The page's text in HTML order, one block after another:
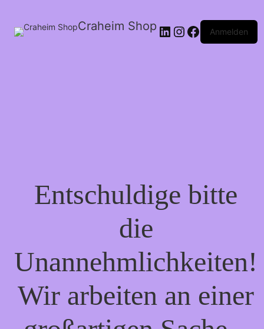
Craheim Shop LinkedIn
Instagram
FacebookAnmelden
Entschuldige bitte
die
Unannehmlichkeiten!
Wir arbeiten an einer